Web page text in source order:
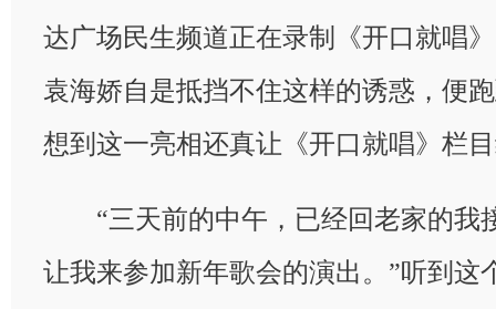
达广场民生频道正在录制《开口就唱
袁海娇自是抵挡不住这样的诱惑，便
想到这一亮相还真让《开口就唱》栏
“三天前的中午，已经回老家的我
让我来参加新年歌会的演出。”听到这